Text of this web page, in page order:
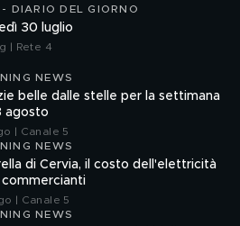
DIARIO DEL GIORNO
30 luglio
| Rete 4
NEWS
belle dalle stelle per la settimana
agosto
| Canale 5
NEWS
di Cervia, il costo dell'elettricità
| Canale 5
NEWS